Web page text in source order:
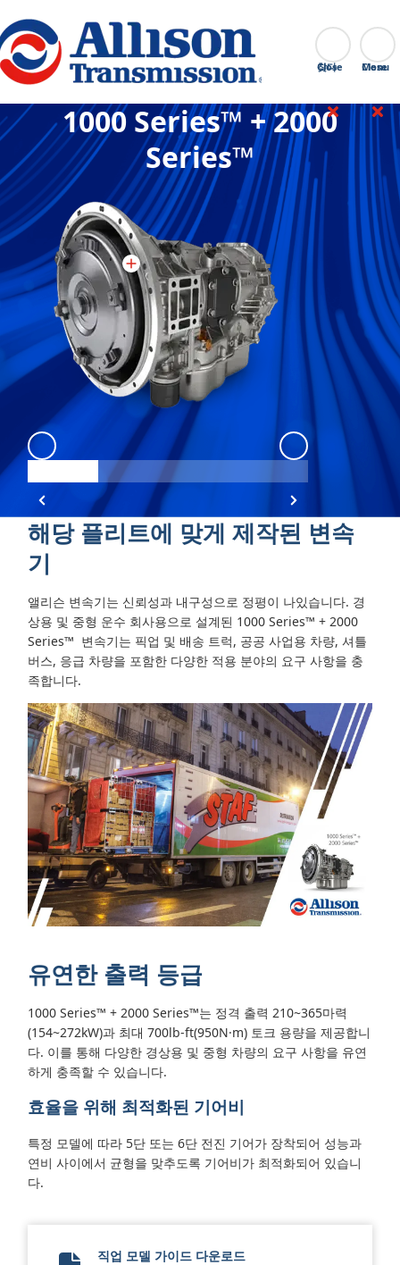
Go Home 찾다
Close
1000 Series™ + 2000
Series™
1000 2000 Angle 1 1000 2000
해당 플리트에 맞게 제작된 변속
기
앨리슨 변속기는 신뢰성과 내구성으로 정평이 나있습니다. 경
상용 및 중형 운수 회사용으로 설계된 1000 Series™ + 2000
Series™ 변속기는 픽업 및 배송 트럭, 공공 사업용 차량, 셔틀
버스, 응급 차량을 포함한 다양한 적용 분야의 요구 사항을 충
족합니다.
유연한 출력 등급
1000 Series™ + 2000 Series™는 정격 출력 210~365마력
(154~272kW)과 최대 700lb-ft(950N·m) 토크 용량을 제공합니
다. 이를 통해 다양한 경상용 및 중형 차량의 요구 사항을 유연
하게 충족할 수 있습니다.
효율을 위해 최적화된 기어비
특정 모델에 따라 5단 또는 6단 전진 기어가 장착되어 성능과
연비 사이에서 균형을 맞추도록 기어비가 최적화되어 있습니
다.
직업 모델 가이드 다운로드